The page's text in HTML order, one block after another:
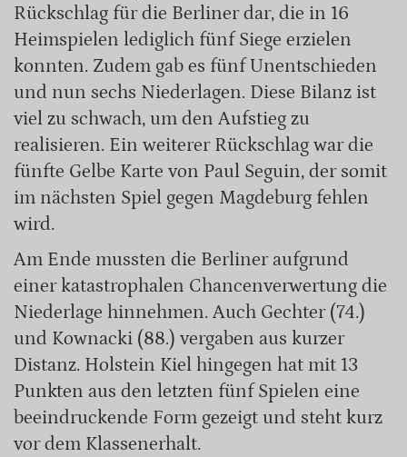
Rückschlag für die Berliner dar, die in 16
Heimspielen lediglich fünf Siege erzielen
konnten. Zudem gab es fünf Unentschieden
und nun sechs Niederlagen. Diese Bilanz ist
viel zu schwach, um den Aufstieg zu
realisieren. Ein weiterer Rückschlag war die
fünfte Gelbe Karte von Paul Seguin, der somit
im nächsten Spiel gegen Magdeburg fehlen
wird.
Am Ende mussten die Berliner aufgrund
einer katastrophalen Chancenverwertung die
Niederlage hinnehmen. Auch Gechter (74.)
und Kownacki (88.) vergaben aus kurzer
Distanz. Holstein Kiel hingegen hat mit 13
Punkten aus den letzten fünf Spielen eine
beeindruckende Form gezeigt und steht kurz
vor dem Klassenerhalt.